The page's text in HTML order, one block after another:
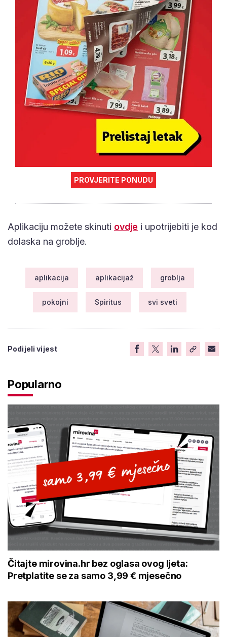
PROVJERITE PONUDU
Aplikaciju možete skinuti ovdje i upotrijebiti je kod
dolaska na groblje.
aplikacija aplikacijaž groblja
pokojni Spiritus svi sveti
Podijeli vijest
Popularno
Čitajte mirovina.hr bez oglasa ovog ljeta:
Pretplatite se za samo 3,99 € mjesečno